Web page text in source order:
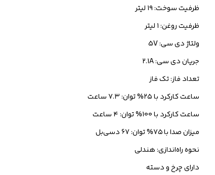
ظرفیت سوخت: ۱۹ لیتر
ظرفیت روغن: ۱ لیتر
ولتاژ دی سی: 5V
جریان دی سی: ۲.1A
تعداد فاز: تک فاز
ساعت کارکرد با ۲۵% توان: ۷.۳ ساعت
ساعت کارکرد با ۱۰۰% توان: ۴ ساعت
میزان صدا با ۷۵% توان: 67 دسی‌بل
نحوه راه‌اندازی: هندلی
دارای چرخ و دسته